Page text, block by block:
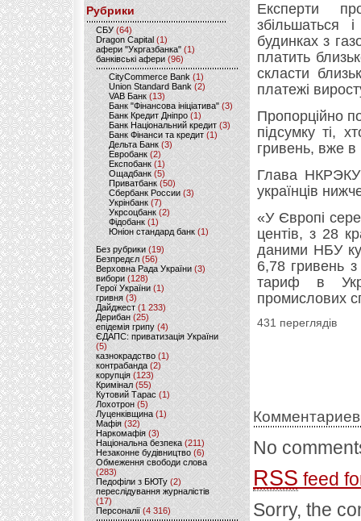
Рубрики
CБУ (64)
Dragon Capital (1)
афери "Укргазбанка" (1)
банківські афери (96)
CityCommerce Bank (1)
Union Standard Bank (2)
VAB Банк (13)
Банк "Фінансова ініціатива" (3)
Банк Кредит Дніпро (1)
Банк Національний кредит (3)
Банк Фінанси та кредит (1)
Дельта Банк (3)
Евробанк(2)
Експобанк (1)
Ощадбанк(5)
Приватбанк (50)
Сбербанк России (3)
Укрінбанк(7)
Укрсоцбанк (2)
Фідобанк (1)
Юніон стандард банк(1)
Без рубрики (19)
Безпредєл(56)
Верховна Рада України (3)
вибори(128)
Герої України(1)
гривня (3)
Дайджест (1 233)
Дерибан (25)
епідемія грипу (4)
ЄДАПС: приватизація України
(5)
казнокрадство (1)
контрабанда (2)
корупція (123)
Кримінал (55)
Кутовий Тарас (1)
Лохотрон(5)
Луценківщина (1)
Мафія (32)
Наркомафія (3)
Національна безпека (211)
Незаконне будівництво(6)
Обмеження свободи слова
(283)
Педофіли з БЮТу (2)
переслідування журналістів
(17)
Персоналії (4 316)
Експерти
збільшаться
будинках з
платить
скласти
платежі
Пропорційно
підсумку ті,
гривень, вже в
Глава
українців
«У Європі
центів, з 28
даними НБУ
6,78 гривень
тариф в
промислових
431 переглядів
No
RSS feed
Sorry, the